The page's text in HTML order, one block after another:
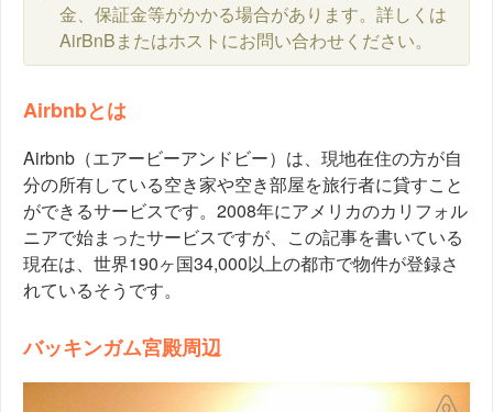
金、保証金等がかかる場合があります。詳しくは
AirBnBまたはホストにお問い合わせください。
Airbnbとは
Airbnb（エアービーアンドビー）は、現地在住の方が自
分の所有している空き家や空き部屋を旅行者に貸すこと
ができるサービスです。2008年にアメリカのカリフォル
ニアで始まったサービスですが、この記事を書いている
現在は、世界190ヶ国34,000以上の都市で物件が登録さ
れているそうです。
バッキンガム宮殿周辺